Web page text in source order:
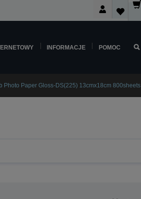
INFORMACJE POMOC
Photo Paper Gloss-DS(225) 13cmx18cm 800sheets